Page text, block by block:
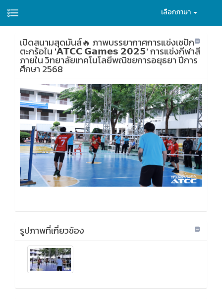
เลือกภาษา
เปิดสนามสุดมันส์🔥 ภาพบรรยากาศการแข่งเซปัก
ตะกร้อใน '𝗔𝗧𝗖𝗖 𝗚𝗮𝗺𝗲𝘀 𝟮𝟬𝟮𝟱' การแข่งกีฬาสี
ภายใน วิทยาลัยเทคโนโลยีพณิชยการอยุธยา ปีการ
ศึกษา 2568
รูปภาพที่เกี่ยวข้อง